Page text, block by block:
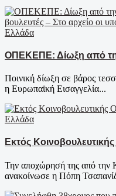
Ελλάδα
ΟΠΕΚΕΠΕ: Δίωξη από
Ποινική δίωξη σε βάρος
η Ευρωπαϊκή Εισαγγελία...
Ελλάδα
Εκτός
Την αποχώρησή της από
ανακοίνωσε η Πόπη